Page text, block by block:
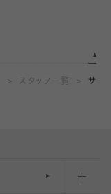
スタッフ一覧
サ